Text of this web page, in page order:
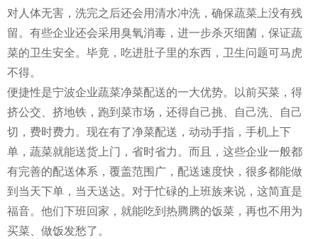
对人体无害，洗完之后还会用清水冲洗，确保蔬菜上没有残
留。有些企业还会采用臭氧消毒，进一步杀灭细菌，保证蔬
菜的卫生安全。毕竟，吃进肚子里的东西，卫生问题可马虎
不得。
便捷性是宁波企业蔬菜净菜配送的一大优势。以前买菜，得
挤公交、挤地铁，跑到菜市场，还得自己挑、自己洗、自己
切，费时费力。现在有了净菜配送，动动手指，手机上下
单，蔬菜就能送货上门，省时省力。而且，这些企业一般都
有完善的配送体系，覆盖范围广，配送速度快，很多都能做
到当天下单，当天送达。对于忙碌的上班族来说，这简直是
福音。他们下班回家，就能吃到热腾腾的饭菜，再也不用为
买菜、做饭发愁了。